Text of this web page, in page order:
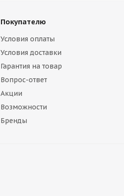
Покупателю
Условия оплаты
Условия доставки
Гарантия на товар
Вопрос-ответ
Акции
Возможности
Бренды